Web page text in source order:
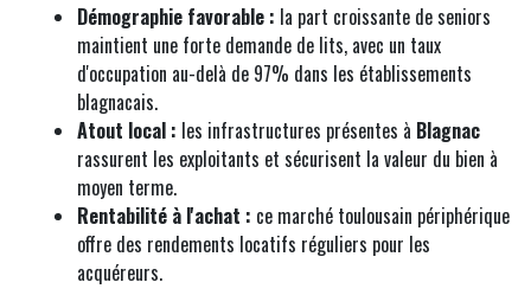
Démographie favorable : la part croissante de seniors
maintient une forte demande de lits, avec un taux
d'occupation au-delà de 97% dans les établissements
blagnacais.
Atout local : les infrastructures présentes à Blagnac
rassurent les exploitants et sécurisent la valeur du bien à
moyen terme.
Rentabilité à l'achat : ce marché toulousain périphérique
offre des rendements locatifs réguliers pour les
acquéreurs.